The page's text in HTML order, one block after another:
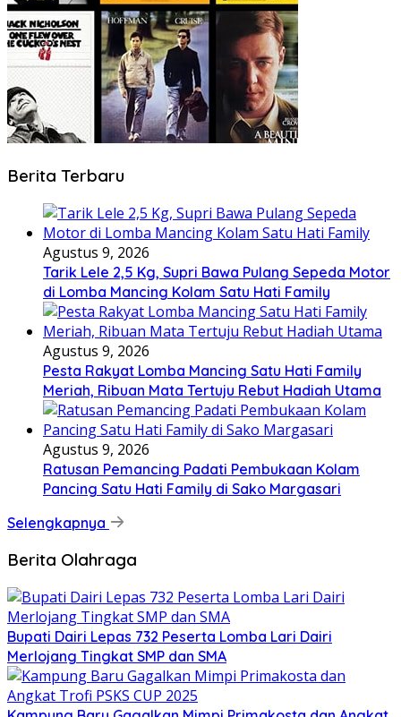
Berita Terbaru
Agustus 9, 2026
Tarik Lele 2,5 Kg, Supri Bawa Pulang Sepeda Motor
di Lomba Mancing Kolam Satu Hati Family
Agustus 9, 2026
Pesta Rakyat Lomba Mancing Satu Hati Family
Meriah, Ribuan Mata Tertuju Rebut Hadiah Utama
Agustus 9, 2026
Ratusan Pemancing Padati Pembukaan Kolam
Pancing Satu Hati Family di Sako Margasari
Selengkapnya
Berita Olahraga
Bupati Dairi Lepas 732 Peserta Lomba Lari Dairi
Merlojang Tingkat SMP dan SMA